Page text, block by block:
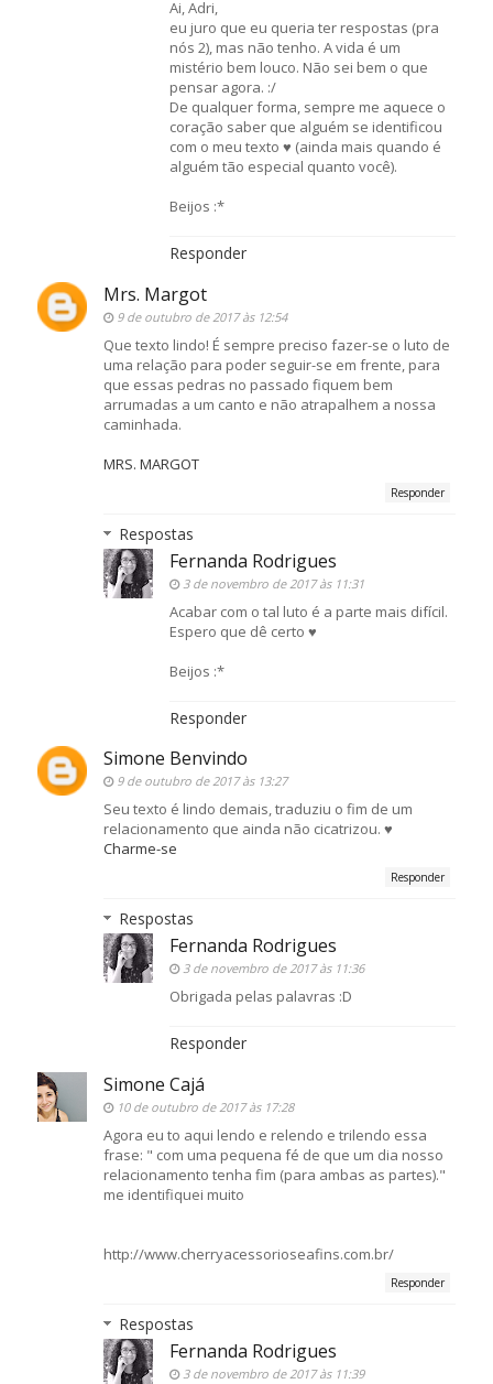
Ai, Adri,
eu juro que eu queria ter respostas (pra
nós 2), mas não tenho. A vida é um
mistério bem louco. Não sei bem o que
pensar agora. :/
De qualquer forma, sempre me aquece o
coração saber que alguém se identificou
com o meu texto ♥ (ainda mais quando é
alguém tão especial quanto você).
Beijos :*
Responder
Mrs. Margot
9 de outubro de 2017 às 12:54
Que texto lindo! É sempre preciso fazer-se o luto de
uma relação para poder seguir-se em frente, para
que essas pedras no passado fiquem bem
arrumadas a um canto e não atrapalhem a nossa
caminhada.
MRS. MARGOT
Responder
Respostas
Fernanda Rodrigues
3 de novembro de 2017 às 11:31
Acabar com o tal luto é a parte mais difícil.
Espero que dê certo ♥
Beijos :*
Responder
Simone Benvindo
9 de outubro de 2017 às 13:27
Seu texto é lindo demais, traduziu o fim de um
relacionamento que ainda não cicatrizou. ♥
Charme-se
Responder
Respostas
Fernanda Rodrigues
3 de novembro de 2017 às 11:36
Obrigada pelas palavras :D
Responder
Simone Cajá
10 de outubro de 2017 às 17:28
Agora eu to aqui lendo e relendo e trilendo essa
frase: " com uma pequena fé de que um dia nosso
relacionamento tenha fim (para ambas as partes)."
me identifiquei muito
http://www.cherryacessorioseafins.com.br/
Responder
Respostas
Fernanda Rodrigues
3 de novembro de 2017 às 11:39